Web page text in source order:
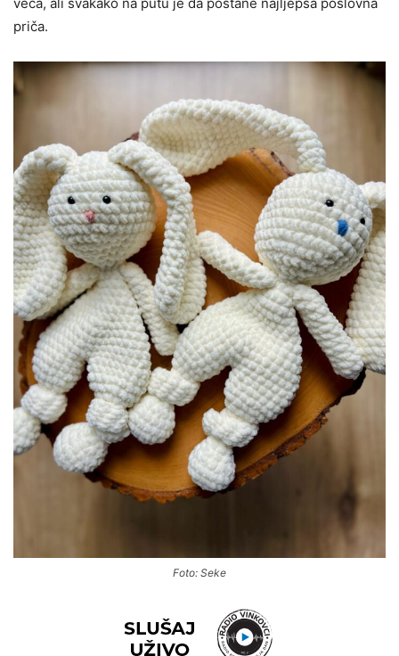
priča.
Foto: Seke